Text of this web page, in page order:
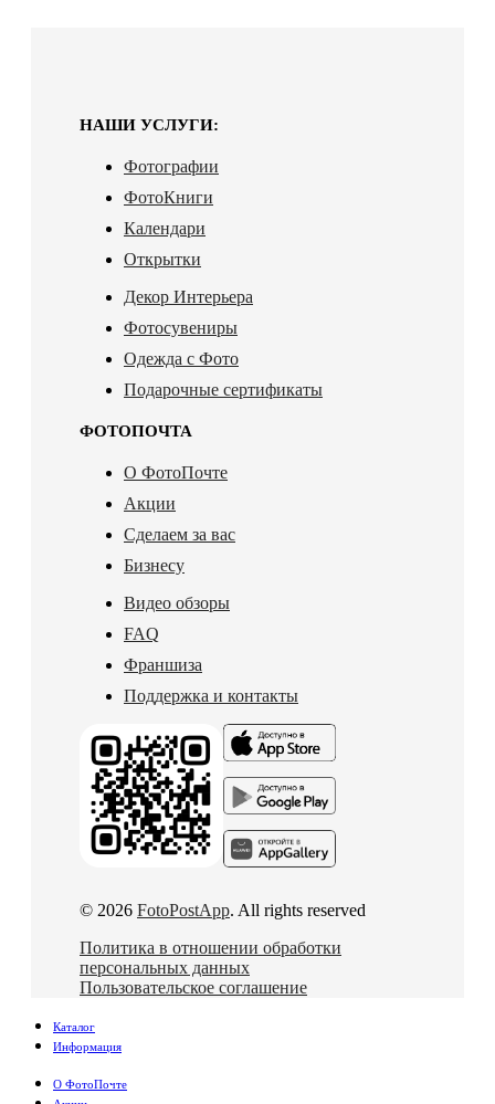
НАШИ УСЛУГИ:
Фотографии
ФотоКниги
Календари
Открытки
Декор Интерьера
Фотосувениры
Одежда с Фото
Подарочные сертификаты
ФОТОПОЧТА
О ФотоПочте
Акции
Сделаем за вас
Бизнесу
Видео обзоры
FAQ
Франшиза
Поддержка и контакты
© 2026 FotoPostApp. All rights reserved
Политика в отношении обработки
персональных данных
Пользовательское соглашение
Каталог
Информация
О ФотоПочте